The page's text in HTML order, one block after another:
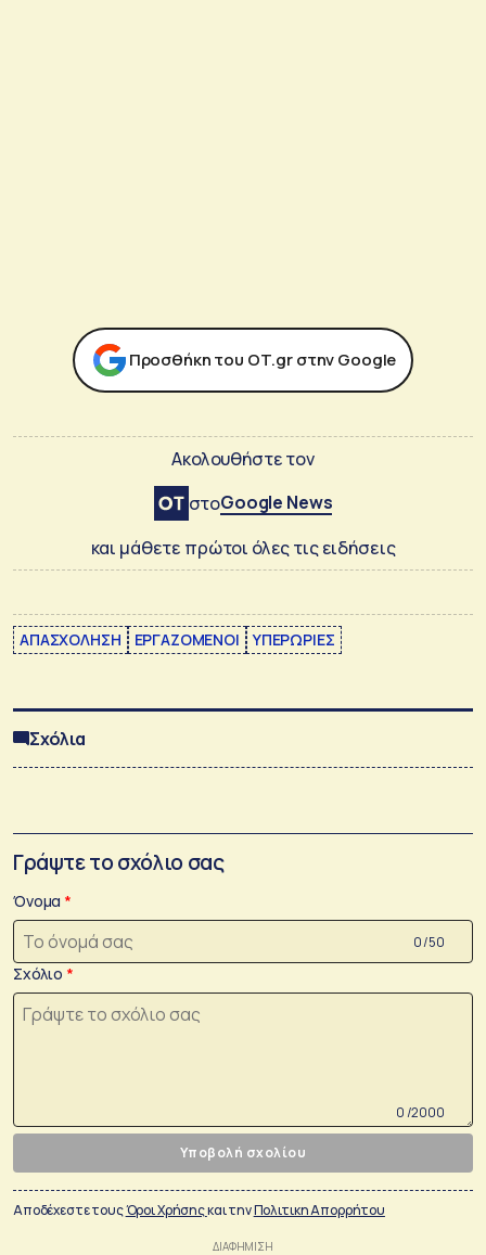
Προσθήκη του ΟΤ.gr στην Google
Ακολουθήστε τον
στοGoogle News
και μάθετε πρώτοι όλες τις ειδήσεις
ΑΠΑΣΧΟΛΗΣΗ ΕΡΓΑΖΟΜΕΝΟΙ ΥΠΕΡΩΡΙΕΣ
Σχόλια
Γράψτε το σχόλιο σας
Όνομα
0 /50
Σχόλιο
0 /2000
Υποβολή σχολίου
Αποδέχεστε τουςΌροι Χρήσηςκαι τηνΠολιτικη Απορρήτου